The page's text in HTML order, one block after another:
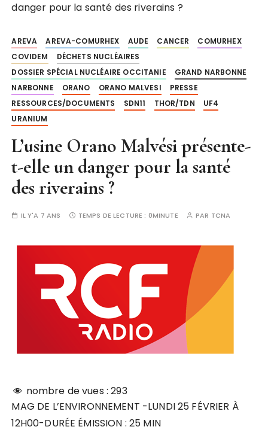
danger pour la santé des riverains ?
AREVA AREVA-COMURHEX AUDE CANCER
COMURHEX
COVIDEM
DÉCHETS NUCLÉAIRES
DOSSIER SPÉCIAL NUCLÉAIRE OCCITANIE
GRAND NARBONNE
NARBONNE
ORANO ORANO MALVESI
PRESSE
RESSOURCES/DOCUMENTS
SDN11 THOR/TDN
UF4
URANIUM
L’usine Orano Malvési présente-
t-elle un danger pour la santé
des riverains ?
IL Y'A 7 ANS TEMPS DE LECTURE : 0MINUTE PAR TCNA
nombre de vues : 293
MAG DE L’ENVIRONNEMENT -LUNDI 25 FÉVRIER À
12H00-DURÉE ÉMISSION : 25 MIN